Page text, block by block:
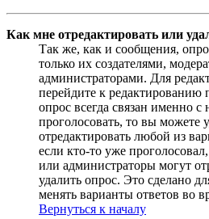
Как мне отредактировать или
Так же, как и сообщения,
только их создателями,
администраторами. Для
перейдите к редактированию
опрос всегда связан именно
проголосовать, то вы можете
отредактировать любой из
если кто-то уже
или администраторы могут
удалить опрос. Это сделано
менять варианты ответов во
Вернуться к началу